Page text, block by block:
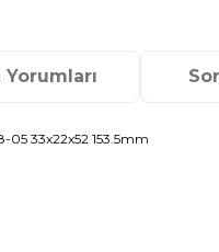
Yorumları
05 33x22x52 153.5mm